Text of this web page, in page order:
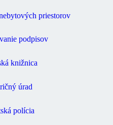
priestorov
podpisov
knižnica
úrad
polícia